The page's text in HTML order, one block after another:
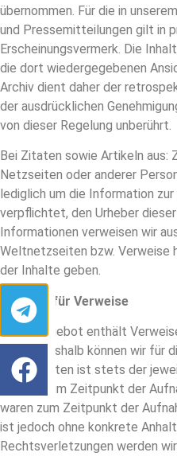
übernommen. Für die in
und Pressemitteilungen gilt in
Erscheinungsvermerk. Die
die dort wiedergegebenen
Archiv dient daher der
der ausdrücklichen
von dieser Regelung unberührt.
Bei Zitaten sowie Artikeln aus:
Netzseiten oder anderer
lediglich um die Information
verpflichtet, den Urheber
Informationen verweisen wir
Weltnetzseiten bzw. Verweise
der Inhalte geben.
Haftung für Verweise
Unser Angebot enthält
haben. Deshalb können wir
dieser Seiten ist stets der
wurden zum Zeitpunkt der
waren zum Zeitpunkt der
ist jedoch ohne konkrete
Rechtsverletzungen werden